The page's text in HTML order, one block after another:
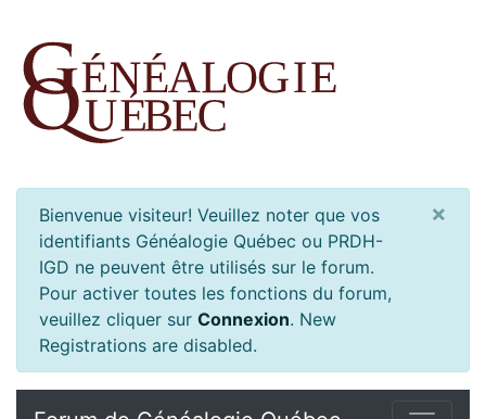
Bienvenue visiteur! Veuillez noter que vos
identifiants Généalogie Québec ou PRDH-
IGD ne peuvent être utilisés sur le forum.
Pour activer toutes les fonctions du forum,
veuillez cliquer sur Connexion. New
Registrations are disabled.
×